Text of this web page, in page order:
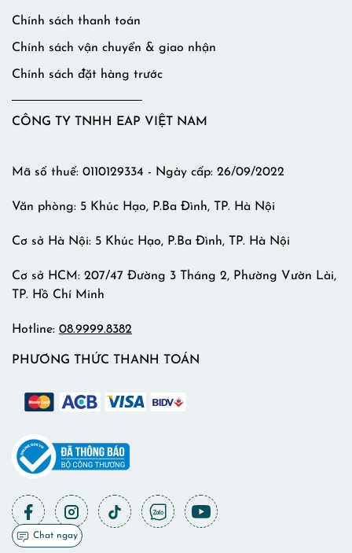
Chính sách thanh toán
Chính sách vận chuyển & giao nhận
Chính sách đặt hàng trước
CÔNG TY TNHH EAP VIỆT NAM
Mã số thuế: 0110129334 - Ngày cấp: 26/09/2022
Văn phòng: 5 Khúc Hạo, P.Ba Đình, TP. Hà Nội
Cơ sở Hà Nội: 5 Khúc Hạo, P.Ba Đình, TP. Hà Nội
Cơ sở HCM: 207/47 Đường 3 Tháng 2, Phường Vườn Lài,
TP. Hồ Chí Minh
Hotline: 08.9999.8382
PHƯƠNG THỨC THANH TOÁN
Chat ngay